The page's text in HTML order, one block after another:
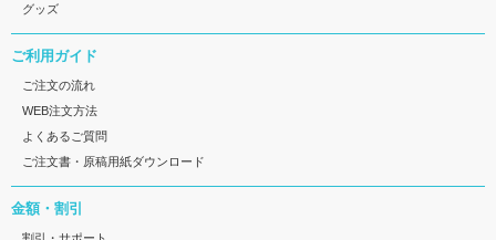
グッズ
ご利用ガイド
ご注文の流れ
WEB注文方法
よくあるご質問
ご注文書・原稿用紙ダウンロード
金額・割引
割引・サポート